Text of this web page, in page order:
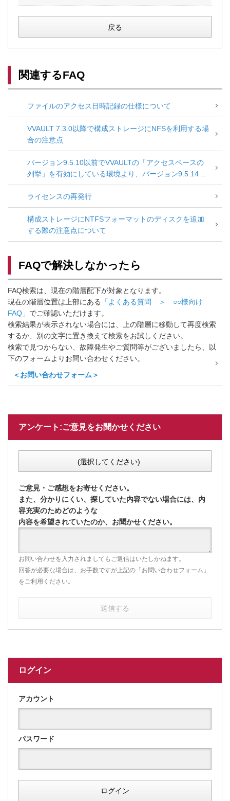
戻る
関連するFAQ
ファイルのアクセス日時記録の仕様について
VVAULT 7.3.0以降で構成ストレージにNFSを利用する場
合の注意点
バージョン9.5.10以前でVVAULTの「アクセスベースの
列挙」を有効にしている環境より、バージョン9.5.14以
降にアップデートする場合の注意点
ライセンスの再発行
構成ストレージにNTFSフォーマットのディスクを追加
する際の注意点について
FAQで解決しなかったら
FAQ検索は、現在の階層配下が対象となります。
現在の階層位置は上部にある
「よくある質問 ＞ ○○様向け
FAQ」 でご確認いただけます。
検索結果が表示されない場合には、上の階層に移動して再度検索
するか、別の文字に置き換えて検索をお試しください。
検索で見つからない、故障発生やご質問等がございましたら、以
下のフォームよりお問い合わせください。
＜お問い合わせフォーム＞
アンケート:ご意見をお聞かせください
(選択してください)
ご意見・ご感想をお寄せください。
また、分かりにくい、探していた内容でない場合には、内
容充実のためどのような
内容を希望されていたのか、お聞かせください。
お問い合わせを入力されましてもご返信はいたしかねます。
回答が必要な場合は、お手数ですが上記の「お問い合わせフォーム」
をご利用ください。
送信する
ログイン
アカウント
パスワード
ログイン